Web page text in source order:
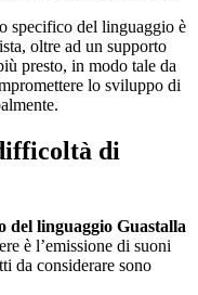
specifico del linguaggio è
oltre ad un supporto
presto, in modo tale da
lo sviluppo di
di
del linguaggio Guastalla
è l’emissione di suoni
da considerare sono